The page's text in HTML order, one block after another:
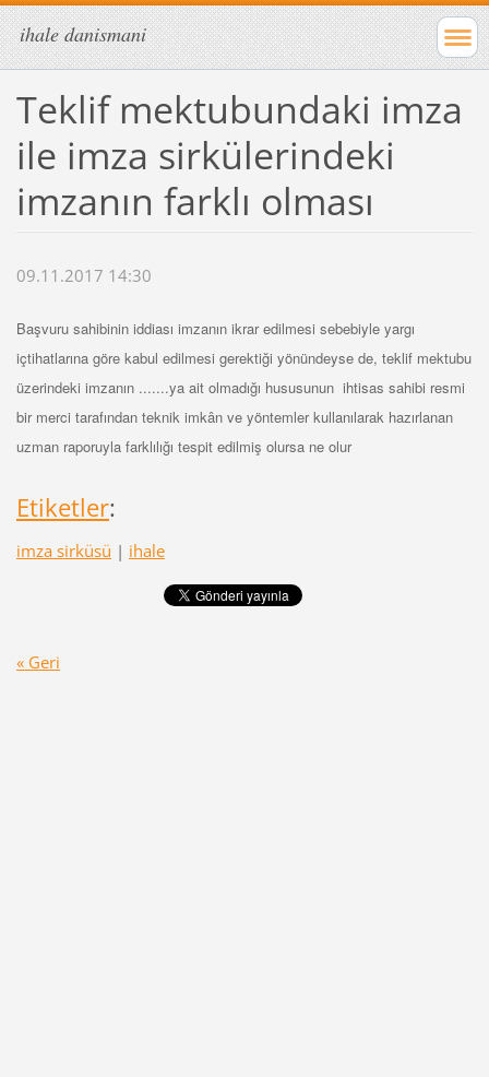
ihale danismani
Teklif mektubundaki imza
ile imza sirkülerindeki
imzanın farklı olması
09.11.2017 14:30
Başvuru sahibinin iddiası imzanın ikrar edilmesi sebebiyle yargı
içtihatlarına göre kabul edilmesi gerektiği yönündeyse de, teklif mektubu
üzerindeki imzanın .......ya ait olmadığı hususunun ihtisas sahibi resmi
bir merci tarafından teknik imkân ve yöntemler kullanılarak hazırlanan
uzman raporuyla farklılığı tespit edilmiş olursa ne olur
Etiketler:
imza sirküsü | ihale
« Geri